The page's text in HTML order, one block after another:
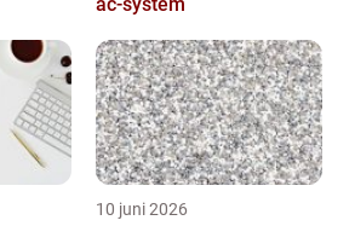
10 juni 2026